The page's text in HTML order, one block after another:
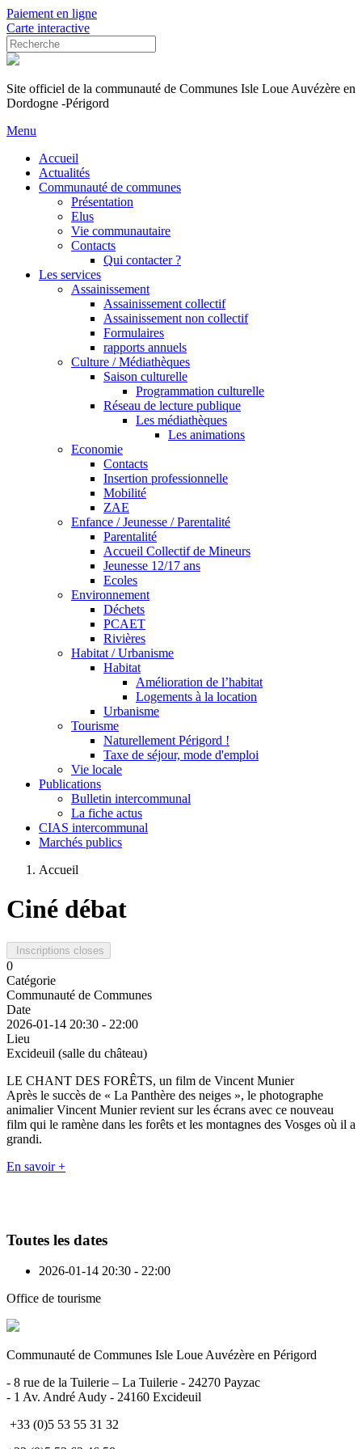
Paiement en ligne
Carte interactive
Site officiel de la communauté de Communes Isle Loue Auvézère en
Dordogne -Périgord
Menu
Accueil
Actualités
Communauté de communes
Présentation
Elus
Vie communautaire
Contacts
Qui contacter ?
Les services
Assainissement
Assainissement collectif
Assainissement non collectif
Formulaires
rapports annuels
Culture / Médiathèques
Saison culturelle
Programmation culturelle
Réseau de lecture publique
Les médiathèques
Les animations
Economie
Contacts
Insertion professionnelle
Mobilité
ZAE
Enfance / Jeunesse / Parentalité
Parentalité
Accueil Collectif de Mineurs
Jeunesse 12/17 ans
Ecoles
Environnement
Déchets
PCAET
Rivières
Habitat / Urbanisme
Habitat
Amélioration de l’habitat
Logements à la location
Urbanisme
Tourisme
Naturellement Périgord !
Taxe de séjour, mode d'emploi
Vie locale
Publications
Bulletin intercommunal
La fiche actus
CIAS intercommunal
Marchés publics
Accueil
Ciné débat
Inscriptions closes
0
Catégorie
Communauté de Communes
Date
2026-01-14 20:30 - 22:00
Lieu
Excideuil (salle du château)
LE CHANT DES FORÊTS, un film de Vincent Munier
Après le succès de « La Panthère des neiges », le photographe
animalier Vincent Munier revient sur les écrans avec ce nouveau
film qui le ramène dans les forêts et les montagnes des Vosges où il a
grandi.
En savoir +
Toutes les dates
2026-01-14 20:30 - 22:00
Office de tourisme
Communauté de Communes Isle Loue Auvézère en Périgord
- 8 rue de la Tuilerie – La Tuilerie - 24270 Payzac
- 1 Av. André Audy - 24160 Excideuil
+33 (0)5 53 55 31 32